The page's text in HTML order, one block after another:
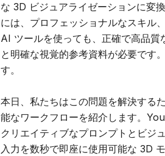
な 3D ビジュアライゼーションに変
には、プロフェッショナルなスキル
AI ツールを使っても、正確で高品質
と明確な視覚的参考資料が必要です
す。
本日、私たちはこの問題を解決する
能なワークフローを紹介します。
クリエイティブなプロンプトとビジ
入力を数秒で即座に使用可能な 3D